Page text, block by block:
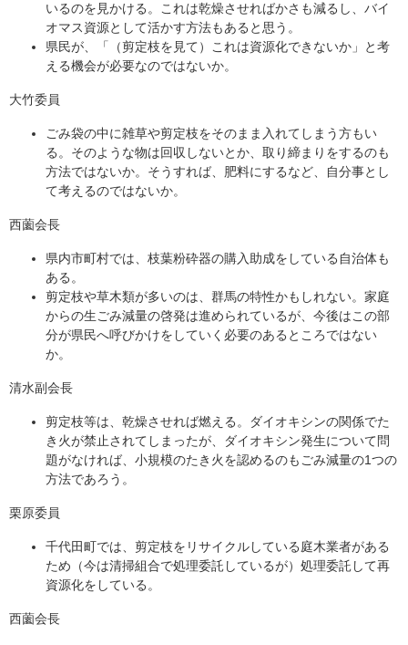
いるのを見かける。これは乾燥させればかさも減るし、バイ
オマス資源として活かす方法もあると思う。
県民が、「（剪定枝を見て）これは資源化できないか」と考
える機会が必要なのではないか。
大竹委員
ごみ袋の中に雑草や剪定枝をそのまま入れてしまう方もい
る。そのような物は回収しないとか、取り締まりをするのも
方法ではないか。そうすれば、肥料にするなど、自分事とし
て考えるのではないか。
西薗会長
県内市町村では、枝葉粉砕器の購入助成をしている自治体も
ある。
剪定枝や草木類が多いのは、群馬の特性かもしれない。家庭
からの生ごみ減量の啓発は進められているが、今後はこの部
分が県民へ呼びかけをしていく必要のあるところではない
か。
清水副会長
剪定枝等は、乾燥させれば燃える。ダイオキシンの関係でた
き火が禁止されてしまったが、ダイオキシン発生について問
題がなければ、小規模のたき火を認めるのもごみ減量の1つの
方法であろう。
栗原委員
千代田町では、剪定枝をリサイクルしている庭木業者がある
ため（今は清掃組合で処理委託しているが）処理委託して再
資源化をしている。
西薗会長